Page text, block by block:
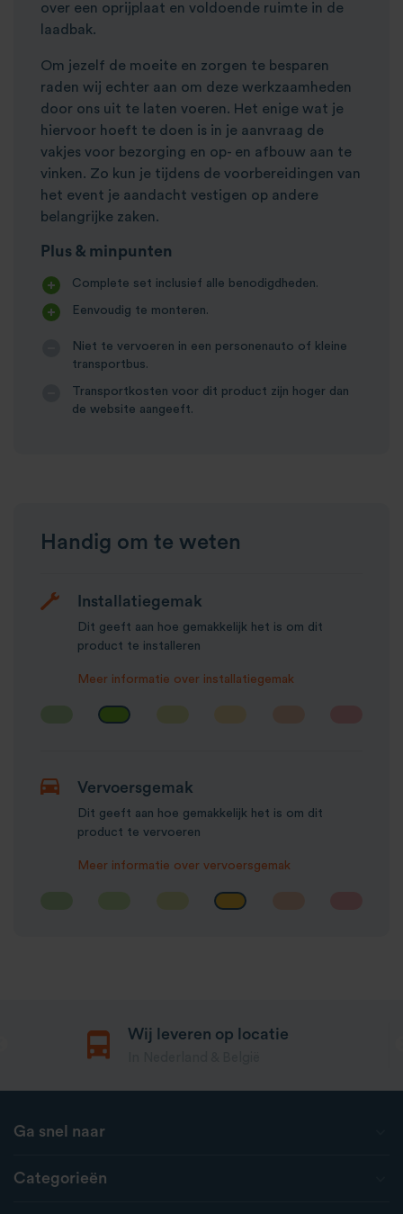
over een oprijplaat en voldoende ruimte in de
laadbak.
Om jezelf de moeite en zorgen te besparen
raden wij echter aan om deze werkzaamheden
door ons uit te laten voeren. Het enige wat je
hiervoor hoeft te doen is in je aanvraag de
vakjes voor bezorging en op- en afbouw aan te
vinken. Zo kun je tijdens de voorbereidingen van
het event je aandacht vestigen op andere
belangrijke zaken.
Plus & minpunten
Complete set inclusief alle benodigdheden.
Eenvoudig te monteren.
Niet te vervoeren in een personenauto of kleine
transportbus.
Transportkosten voor dit product zijn hoger dan
de website aangeeft.
Handig om te weten
Installatiegemak
Dit geeft aan hoe gemakkelijk het is om dit
product te installeren
Meer informatie over installatiegemak
Vervoersgemak
Dit geeft aan hoe gemakkelijk het is om dit
product te vervoeren
Meer informatie over vervoersgemak
Wij leveren op locatie
Ga snel naar
Categorieën